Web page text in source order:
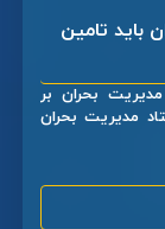
باید تامین
بحران بر
مدیریت بحران